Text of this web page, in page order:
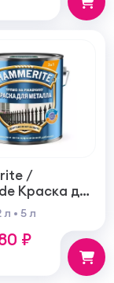
/
Краска для
с
л 5 л
₽